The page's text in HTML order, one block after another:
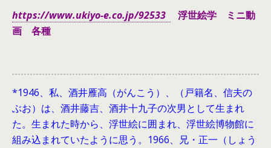
https://www.ukiyo-e.co.jp/92533
浮世絵学 ミニ動
画 各種
*1946、 私、酒井雁高（がんこう）、（戸籍名、信夫の
ぶお）は、酒井藤吉、酒井十九子の次男として生まれ
た。生まれた時から、浮世絵に囲まれ、浮世絵博物館に
組み込まれていたように思う。1966、兄・正一（しょう